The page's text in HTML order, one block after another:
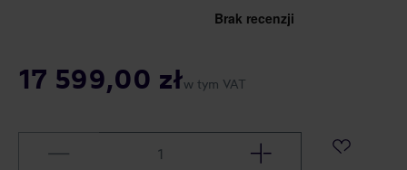
17 599,00 złw tym VAT